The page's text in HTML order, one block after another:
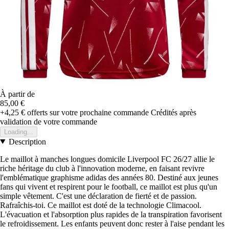
À partir de
85,00 €
+4,25 € offerts sur votre prochaine commande Crédités après
validation de votre commande
Loading...
Description
Le maillot à manches longues domicile Liverpool FC 26/27 allie le
riche héritage du club à l'innovation moderne, en faisant revivre
l'emblématique graphisme adidas des années 80. Destiné aux jeunes
fans qui vivent et respirent pour le football, ce maillot est plus qu'un
simple vêtement. C'est une déclaration de fierté et de passion.
Rafraîchis-toi. Ce maillot est doté de la technologie Climacool.
L'évacuation et l'absorption plus rapides de la transpiration favorisent
le refroidissement. Les enfants peuvent donc rester à l'aise pendant les